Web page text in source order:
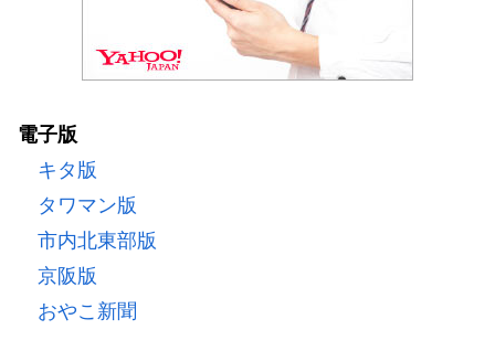
電子版
キタ版
タワマン版
市内北東部版
京阪版
おやこ新聞